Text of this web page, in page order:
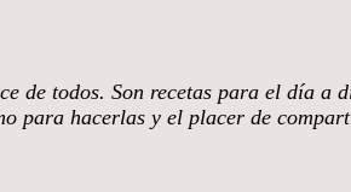
de todos. Son recetas para el día a
para hacerlas y el placer de